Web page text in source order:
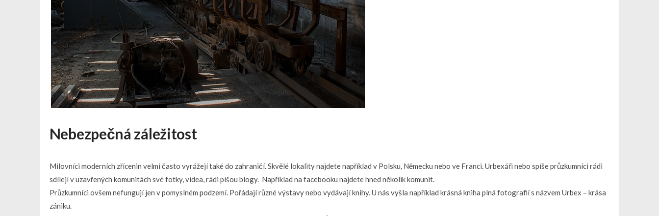
Nebezpečná záležitost
Milovníci moderních zřícenin velmi často vyrážejí také do zahraničí. Skvělé lokality najdete například v Polsku, Německu nebo ve Franci. Urbexáři nebo spíše průzkumníci rádi
sdílejí v uzavřených komunitách své fotky, videa, rádi píšou blogy. Například na facebooku najdete hned několik komunit.
Průzkumníci ovšem nefungují jen v pomyslném podzemí. Pořádají různé výstavy nebo vydávají knihy. U nás vyšla například krásná kniha plná fotografií s názvem Urbex – krása
zániku.